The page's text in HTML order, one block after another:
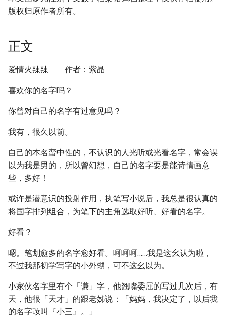
版权归原作者所有。
正文
爱情火辣辣 作者：紫晶
喜欢你的名字吗？
你曾对自己的名字有过意见吗？
我有，很久以前。
自己的本名蛮中性的，不认识的人光听或光看名字，常会误
以为我是男的，所以曾幻想，自己的名字要是能诗情画意
些，多好！
或许是潜意识的投射作用，执笔写小说后，我总是很认真的
将国字排列组合，为笔下的主角选取好听、好看的名字。
好看？
嗯。笔划愈多的名字愈好看。呵呵呵……我是这幺认为啦，
不过我那初学写字的小外甥，可不这幺以为。
小家伙名字里有个「谦」字，他翘嘴委屈的写过几次后，有
天，他很「天才」的跟老姊说：「妈妈，我决定了，以后我
的名字妀叫『小三』。」